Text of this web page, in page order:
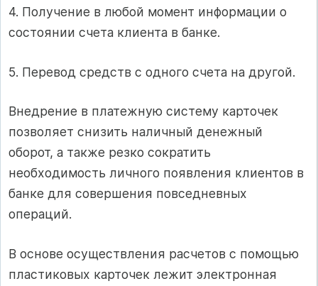
4. Получение в любой момент информации о
состоянии счета клиента в банке.
5. Перевод средств с одного счета на другой.
Внедрение в платежную систему карточек
позволяет снизить наличный денежный
оборот, а также резко сократить
необходимость личного появления клиентов в
банке для совершения повседневных
операций.
В основе осуществления расчетов с помощью
пластиковых карточек лежит электронная